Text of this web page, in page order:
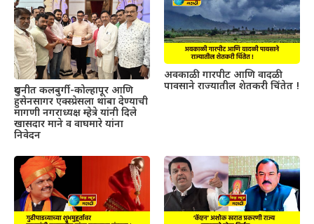
दुधनीत कलबुर्गी-कोल्हापूर आणि
हुसेनसागर एक्स्प्रेसला थांबा देण्याची
मागणी नगराध्यक्ष म्हेत्रे यांनी दिले
खासदार माने व वाघमारे यांना
निवेदन
अवकाळी गारपीट आणि वादळी
पावसाने राज्यातील शेतकरी चिंतेत !